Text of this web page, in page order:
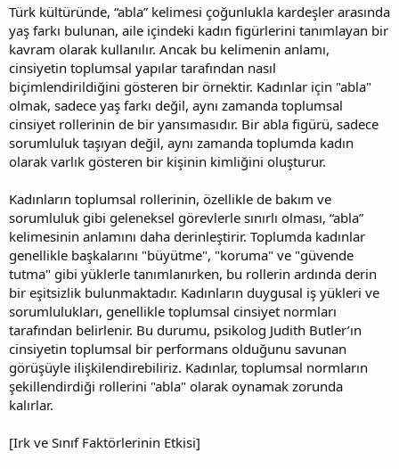
Türk kültüründe, “abla” kelimesi çoğunlukla kardeşler arasında
yaş farkı bulunan, aile içindeki kadın figürlerini tanımlayan bir
kavram olarak kullanılır. Ancak bu kelimenin anlamı,
cinsiyetin toplumsal yapılar tarafından nasıl
biçimlendirildiğini gösteren bir örnektir. Kadınlar için "abla"
olmak, sadece yaş farkı değil, aynı zamanda toplumsal
cinsiyet rollerinin de bir yansımasıdır. Bir abla figürü, sadece
sorumluluk taşıyan değil, aynı zamanda toplumda kadın
olarak varlık gösteren bir kişinin kimliğini oluşturur.
Kadınların toplumsal rollerinin, özellikle de bakım ve
sorumluluk gibi geleneksel görevlerle sınırlı olması, “abla”
kelimesinin anlamını daha derinleştirir. Toplumda kadınlar
genellikle başkalarını "büyütme", "koruma" ve "güvende
tutma" gibi yüklerle tanımlanırken, bu rollerin ardında derin
bir eşitsizlik bulunmaktadır. Kadınların duygusal iş yükleri ve
sorumlulukları, genellikle toplumsal cinsiyet normları
tarafından belirlenir. Bu durumu, psikolog Judith Butler’ın
cinsiyetin toplumsal bir performans olduğunu savunan
görüşüyle ilişkilendirebiliriz. Kadınlar, toplumsal normların
şekillendirdiği rollerini "abla" olarak oynamak zorunda
kalırlar.
[Irk ve Sınıf Faktörlerinin Etkisi]